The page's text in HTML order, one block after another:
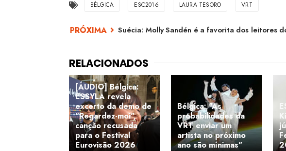
BÉLGICA ESC2016 LAURA TESORO VRT
Suécia: Molly Sandén é a favorita dos leitores
[ÁUDIO] Bélgica:
ESSYLA revela
excerto da demo de
"Regardez-moi",
canção recusada
para o Festival
Eurovisão 2026
Bélgica: "As
probabilidades da
VRT enviar um
artista no próximo
ano são mínimas"